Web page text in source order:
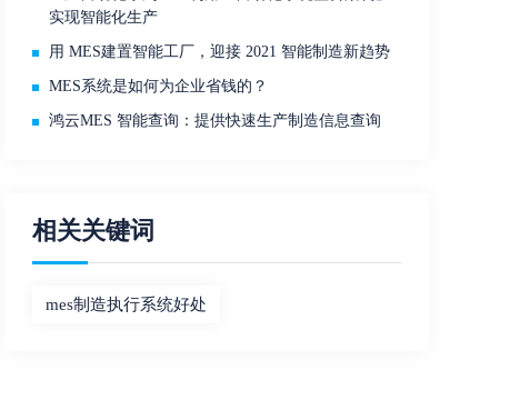
实现智能化生产
用 MES建置智能工厂，迎接 2021 智能制造新趋势
MES系统是如何为企业省钱的？
鸿云MES 智能查询：提供快速生产制造信息查询
相关关键词
mes制造执行系统好处